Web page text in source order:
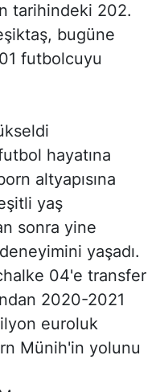
tarihindeki 202.
bugüne
futbolcuyu
hayatına
altyapısına
yaş
sonra yine
yaşadı.
04'e transfer
2020-2021
euroluk
Münih'in yolunu